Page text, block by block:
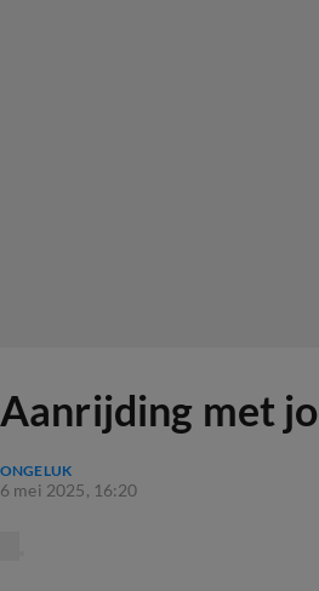
Aanrijding met
ONGELUK
6 mei 2025, 16:20